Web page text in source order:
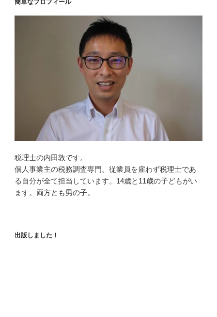
簡単なプロフィール
税理士の内田敦です。
個人事業主の税務調査専門。従業員を雇わず税理士であ
る自分が全て担当しています。14歳と11歳の子どもがい
ます。両方とも男の子。
出版しました！